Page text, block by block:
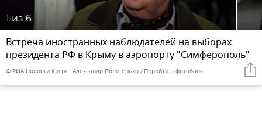
1 из 6
Встреча иностранных наблюдателей на выборах
президента РФ в Крыму в аэропорту "Симферополь"
© РИА Новости Крым . Александр Полегенько Перейти в фотобанк